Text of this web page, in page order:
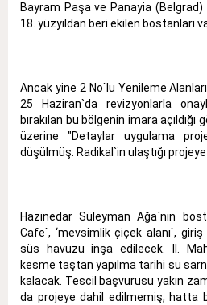
Bayram Paşa ve Panayia
18. yüzyıldan beri ekilen bostanları
Ancak yine 2 No`lu Yenileme
25 Haziran`da revizyonlarla
bırakılan bu bölgenin imara açıldığı
üzerine "Detaylar uygulama
düşülmüş. Radikal`in ulaştığı
Hazinedar Süleyman Ağa`nın
Cafe`, ‘mevsimlik çiçek alanı`,
süs havuzu inşa edilecek. II.
kesme taştan yapılma tarihi su
kalacak. Tescil başvurusu yakın
da projeye dahil edilmemiş, hatta